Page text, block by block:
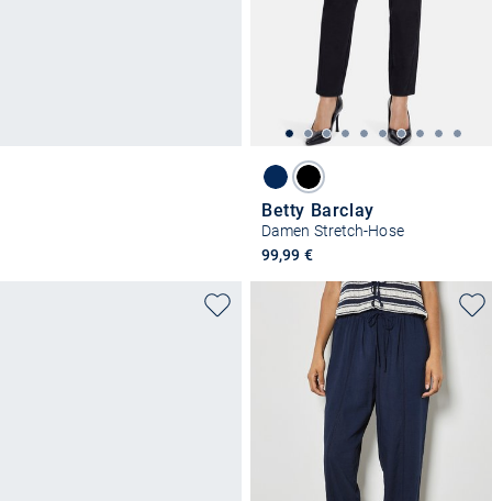
Betty Barclay
Damen Stretch-Hose
99,99 €